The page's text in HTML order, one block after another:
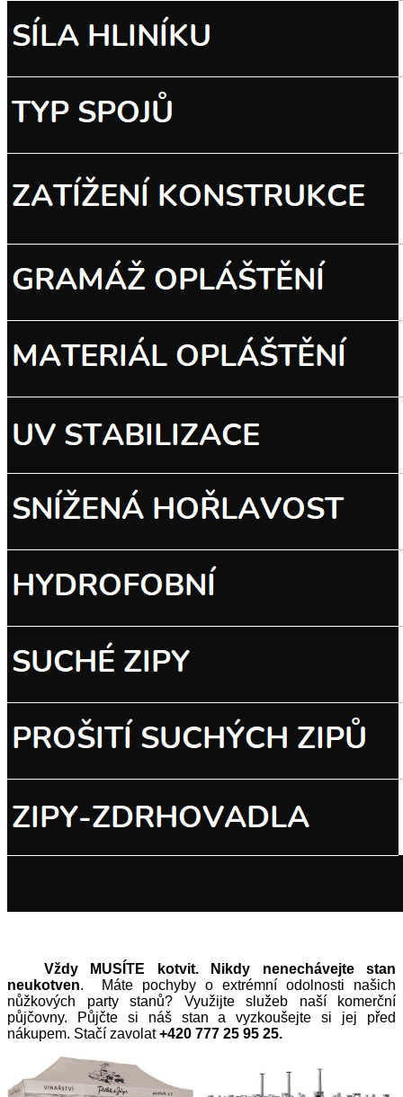
Vždy MUSÍTE kotvit. Nikdy nenechávejte stan
neukotven. Máte pochyby o extrémní odolnosti našich
nůžkových party stanů? Využijte služeb naší komerční
půjčovny. Půjčte si náš stan a vyzkoušejte si jej před
nákupem. Stačí zavolat+420 777 25 95 25.